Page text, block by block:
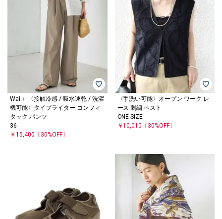
Wai＋:〈接触冷感 / 吸水速乾 / 洗濯
機可能〉タイプライター コンフィ
タック パンツ
36
￥15,400 〔30%OFF〕
〈手洗い可能〉オープン ワーク レ
ース 刺繍 ベスト
ONE SIZE
￥10,010 〔30%OFF〕